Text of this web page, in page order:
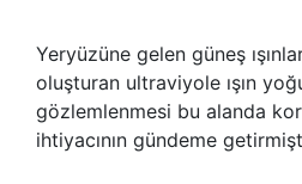
Yeryüzüne gelen güneş
oluşturan ultraviyole ışın
gözlemlenmesi bu alanda
ihtiyacının gündeme